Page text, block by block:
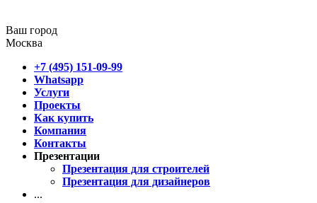
Ваш город
Москва
+7 (495) 151-09-99
Whatsapp
Услуги
Проекты
Как купить
Компания
Контакты
Презентации
Презентация для строителей
Презентация для дизайнеров
...